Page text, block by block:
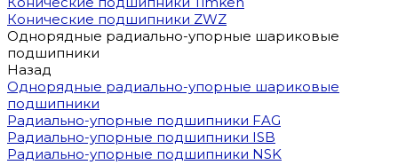
Конические подшипники ZWZ
Однорядные радиально-упорные шариковые
подшипники
Назад
Однорядные радиально-упорные шариковые
подшипники
Радиально-упорные подшипники FAG
Радиально-упорные подшипники ISB
Радиально-упорные подшипники NSK